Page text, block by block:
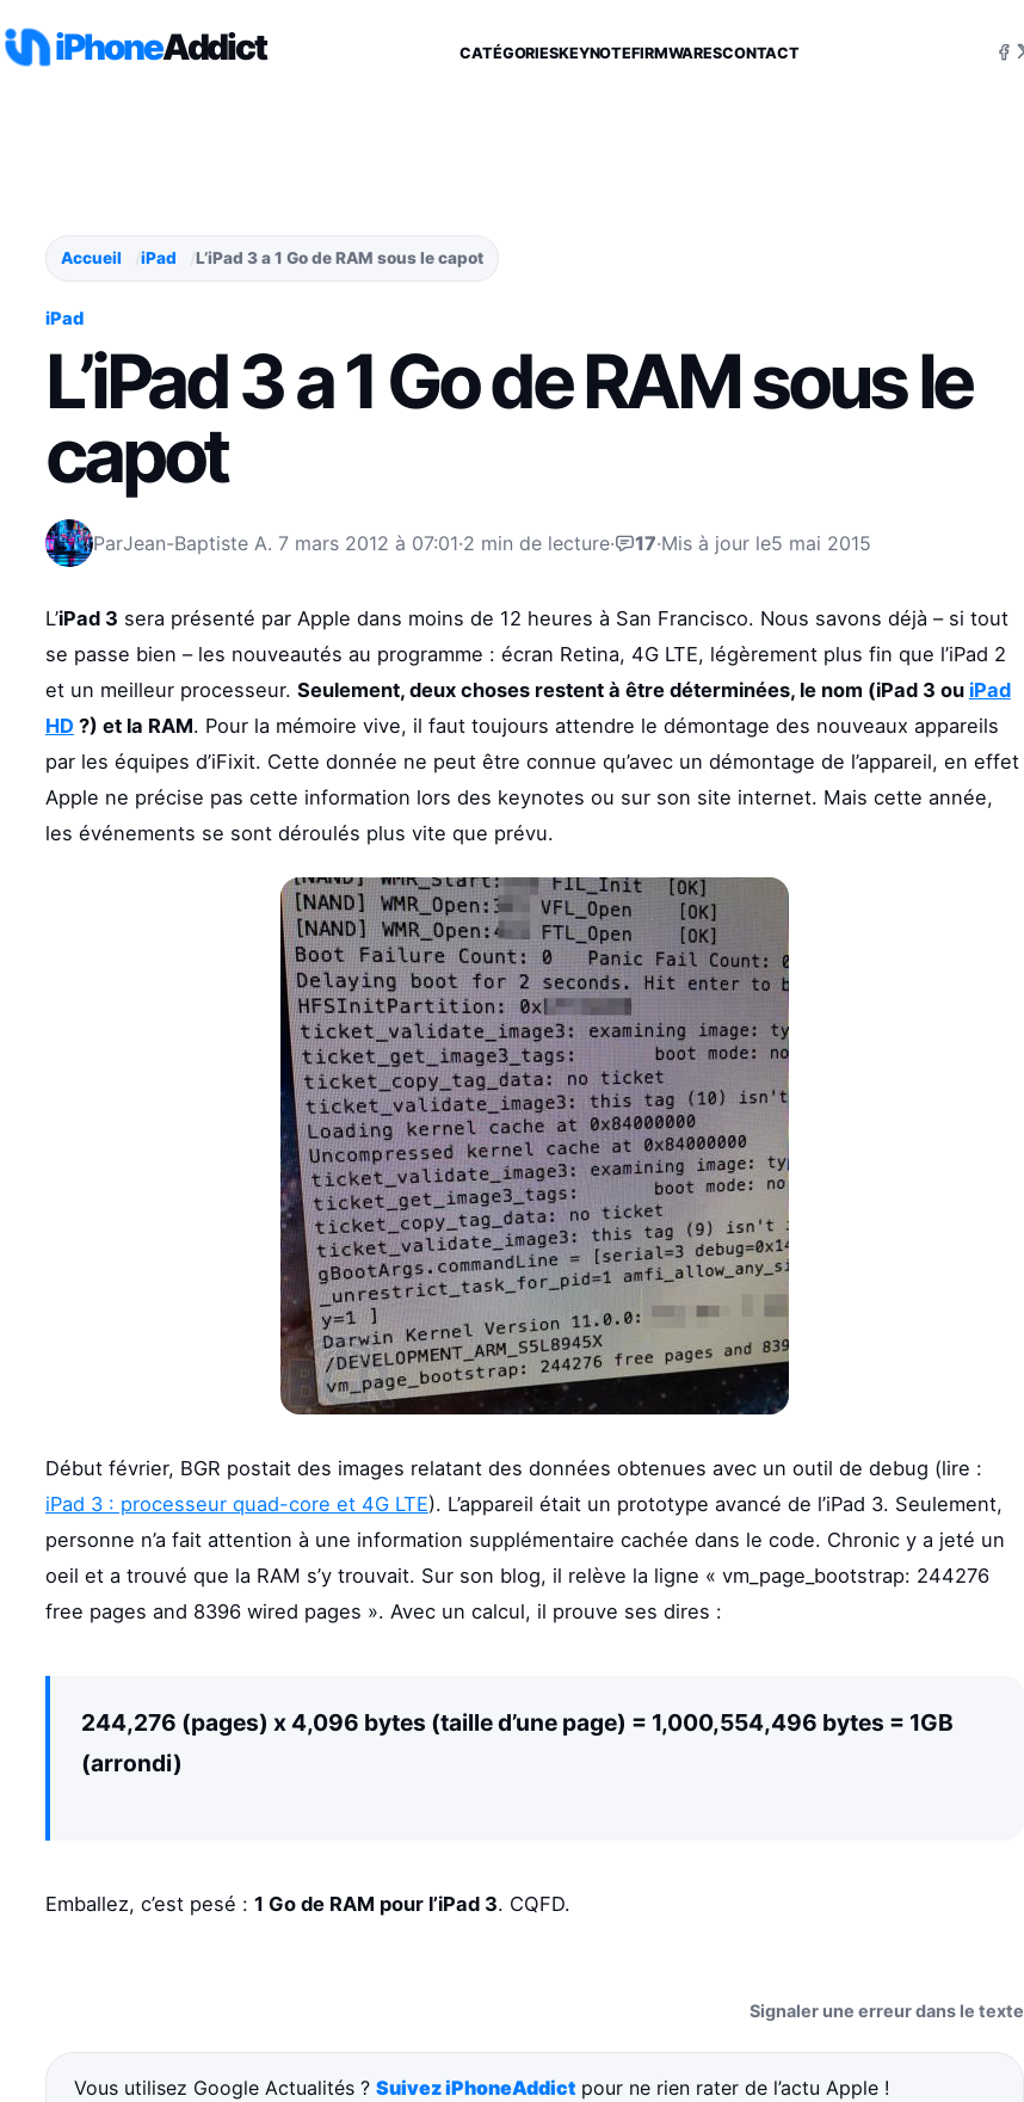
iPhoneAddict CATÉGORIESKEYNOTEFIRMWARESCONTACT
Accueil iPad L’iPad 3 a 1 Go de RAM sous le capot
iPad
L’iPad 3 a 1 Go de RAM sous le
capot
ParJean-Baptiste A. 7 mars 2012 à 07:01·2 min de lecture· 17·Mis à jour le5 mai 2015
L’iPad 3 sera présenté par Apple dans moins de 12 heures à San Francisco. Nous savons déjà – si tout
se passe bien – les nouveautés au programme : écran Retina, 4G LTE, légèrement plus fin que l’iPad 2
et un meilleur processeur. Seulement, deux choses restent à être déterminées, le nom (iPad 3 ou iPad
HD ?) et la RAM. Pour la mémoire vive, il faut toujours attendre le démontage des nouveaux appareils
par les équipes d’iFixit. Cette donnée ne peut être connue qu’avec un démontage de l’appareil, en effet
Apple ne précise pas cette information lors des keynotes ou sur son site internet. Mais cette année,
les événements se sont déroulés plus vite que prévu.
Début février, BGR postait des images relatant des données obtenues avec un outil de debug (lire :
iPad 3 : processeur quad-core et 4G LTE). L’appareil était un prototype avancé de l’iPad 3. Seulement,
personne n’a fait attention à une information supplémentaire cachée dans le code. Chronic y a jeté un
oeil et a trouvé que la RAM s’y trouvait. Sur son blog, il relève la ligne « vm_page_bootstrap: 244276
free pages and 8396 wired pages ». Avec un calcul, il prouve ses dires :
244,276 (pages) x 4,096 bytes (taille d’une page) = 1,000,554,496 bytes = 1GB
(arrondi)
Emballez, c’est pesé : 1 Go de RAM pour l’iPad 3. CQFD.
Signaler une erreur dans le texte
Vous utilisez Google Actualités ?Suivez iPhoneAddict pour ne rien rater de l’actu Apple !